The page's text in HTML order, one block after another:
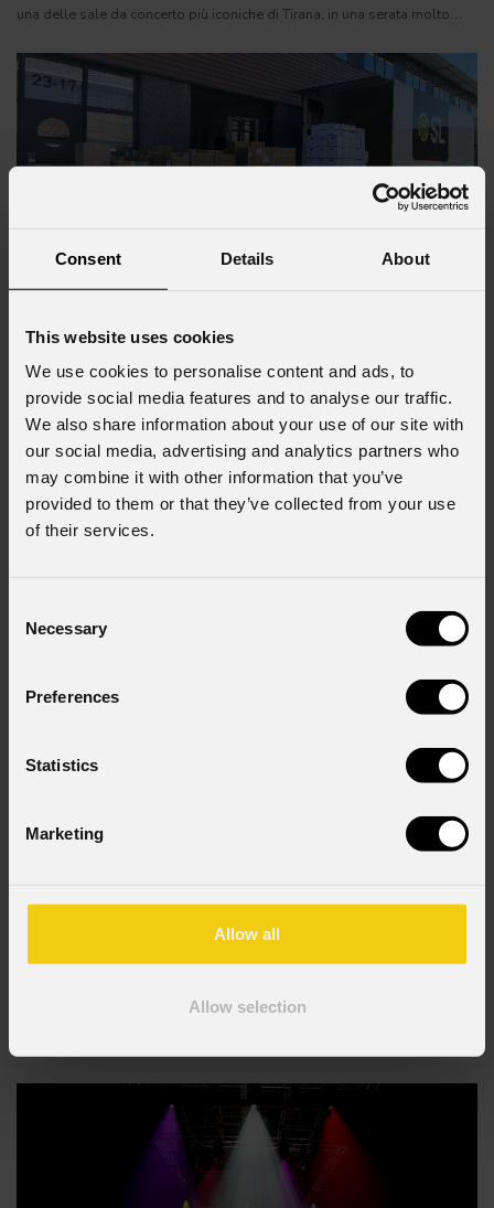
Consent Details About
This website uses cookies
We use cookies to personalise content and ads, to
provide social media features and to analyse our traffic.
We also share information about your use of our site with
our social media, advertising and analytics partners who
may combine it with other information that you’ve
provided to them or that they’ve collected from your use
of their services.
Selection
Necessary
Preferences
Statistics
Marketing
Allow all
Allow selection
una delle sale da concerto più iconiche di Tirana, in una serata molto
23 GIUGNO 2026
Stagelight rinnova la sua flotta con 825 fixture
PROLIGHTS
Stagelight , storica rental company con sede a Den Bosch, attiva da anni
nei settori del live entertainment, dei festival e del mercato corporate,
compie un ulteriore importante step nel suo processo di crescita.
L'azienda, già parte di Ampco Flashlight
Alla Votivkirche di Vienna, la Genesi raccontata in
luce con le Astra Hybrid330 di PROLIGHTS
della città ed esempio emblematico di architettura neogotica, ha fatto da